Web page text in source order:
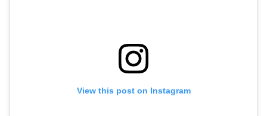
View this post on Instagram